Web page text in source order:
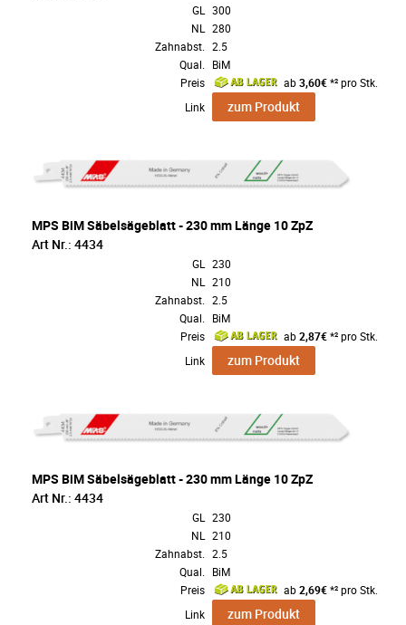
GL
300
NL
280
Zahnabst.
2.5
Qual.
BiM
Preis
ab3,60€*² pro Stk.
Link
zum Produkt
MPS BiM Säbelsägeblatt - 230 mm Länge 10 ZpZ
Art Nr.: 4434
GL
230
NL
210
Zahnabst.
2.5
Qual.
BiM
Preis
ab2,87€*² pro Stk.
Link
zum Produkt
MPS BiM Säbelsägeblatt - 230 mm Länge 10 ZpZ
Art Nr.: 4434
GL
230
NL
210
Zahnabst.
2.5
Qual.
BiM
Preis
ab2,69€*² pro Stk.
Link
zum Produkt